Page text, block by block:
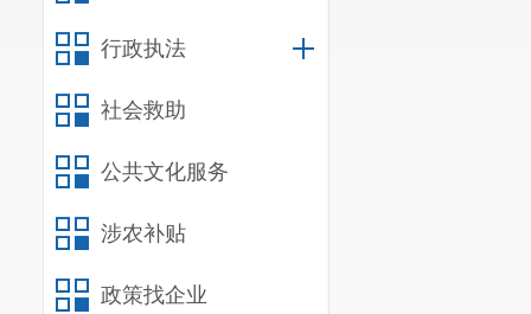
行政执法
社会救助
公共文化服务
涉农补贴
政策找企业